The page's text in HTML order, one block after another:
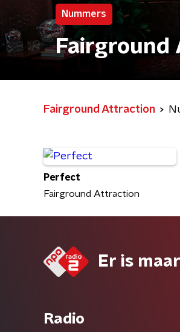
Nummers
Fairground Attraction
Perfect
Fairground Attraction
Er is
Radio